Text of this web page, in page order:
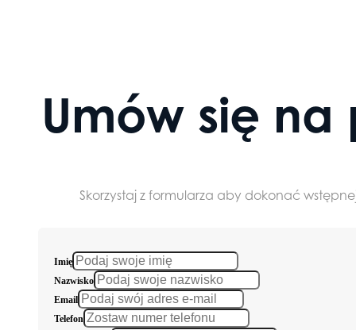
Umów się na
Skorzystaj z formularza aby dokonać
Imię
Nazwisko
Email
Telefon